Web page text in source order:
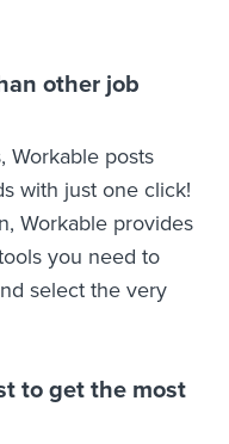
other job
Workable posts
with just one click!
Workable provides
you need to
select the very
to get the most